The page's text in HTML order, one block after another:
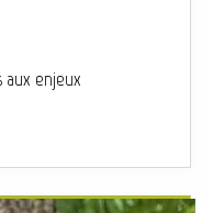
aux enjeux